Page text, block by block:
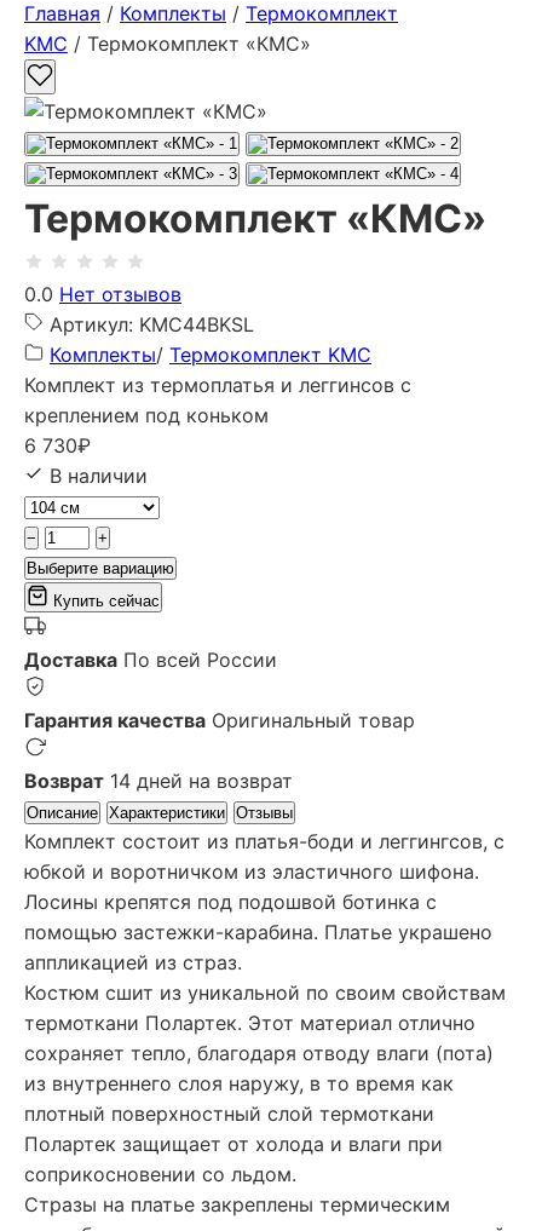
Главная / Комплекты / Термокомплект
KMC / Термокомплект «КМС»
Термокомплект «КМС»
0.0 Нет отзывов
Артикул: KMC44BKSL
Комплекты/ Термокомплект KMC
Комплект из термоплатья и леггинсов с
креплением под коньком
6 730₽
В наличии
−
+
Выберите вариацию
Купить сейчас
Доставка По всей России
Гарантия качества Оригинальный товар
Возврат 14 дней на возврат
Описание Характеристики Отзывы
Комплект состоит из платья-боди и леггингсов, с
юбкой и воротничком из эластичного шифона.
Лосины крепятся под подошвой ботинка с
помощью застежки-карабина. Платье украшено
аппликацией из страз.
Костюм сшит из уникальной по своим свойствам
термоткани Полартек. Этот материал отлично
сохраняет тепло, благодаря отводу влаги (пота)
из внутреннего слоя наружу, в то время как
плотный поверхностный слой термоткани
Полартек защищает от холода и влаги при
соприкосновении со льдом.
Стразы на платье закреплены термическим